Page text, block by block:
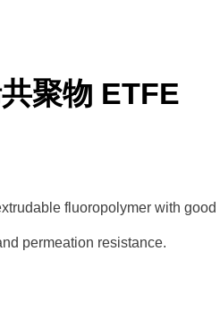
聚物 ETFE
fluoropolymer with good
permeation resistance.